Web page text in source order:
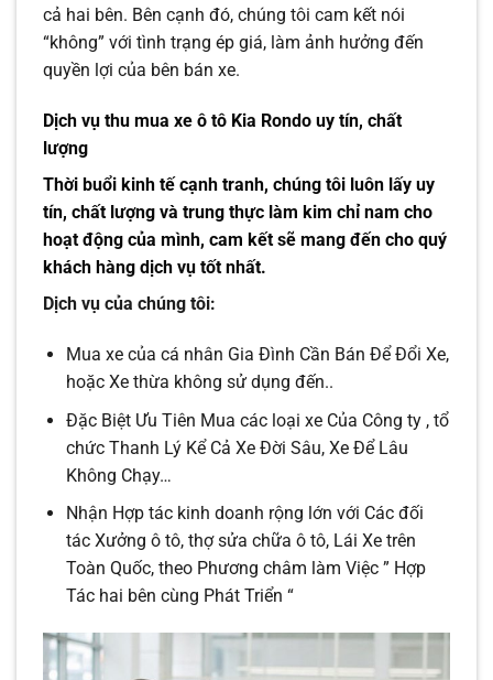
cả hai bên. Bên cạnh đó, chúng tôi cam kết nói
“không” với tình trạng ép giá, làm ảnh hưởng đến
quyền lợi của bên bán xe.
Dịch vụ thu mua xe ô tô Kia Rondo uy tín, chất
lượng
Thời buổi kinh tế cạnh tranh, chúng tôi luôn lấy uy
tín, chất lượng và trung thực làm kim chỉ nam cho
hoạt động của mình, cam kết sẽ mang đến cho quý
khách hàng dịch vụ tốt nhất.
Dịch vụ của chúng tôi:
Mua xe của cá nhân Gia Đình Cần Bán Để Đổi Xe,
hoặc Xe thừa không sử dụng đến..
Đặc Biệt Ưu Tiên Mua các loại xe Của Công ty , tổ
chức Thanh Lý Kể Cả Xe Đời Sâu, Xe Để Lâu
Không Chạy…
Nhận Hợp tác kinh doanh rộng lớn với Các đối
tác Xưởng ô tô, thợ sửa chữa ô tô, Lái Xe trên
Toàn Quốc,theo Phương châm làm Việc ” Hợp
Tác hai bên cùng Phát Triển “